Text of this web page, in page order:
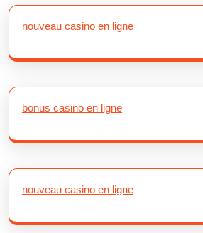
nouveau casino en ligne
bonus casino en ligne
nouveau casino en ligne